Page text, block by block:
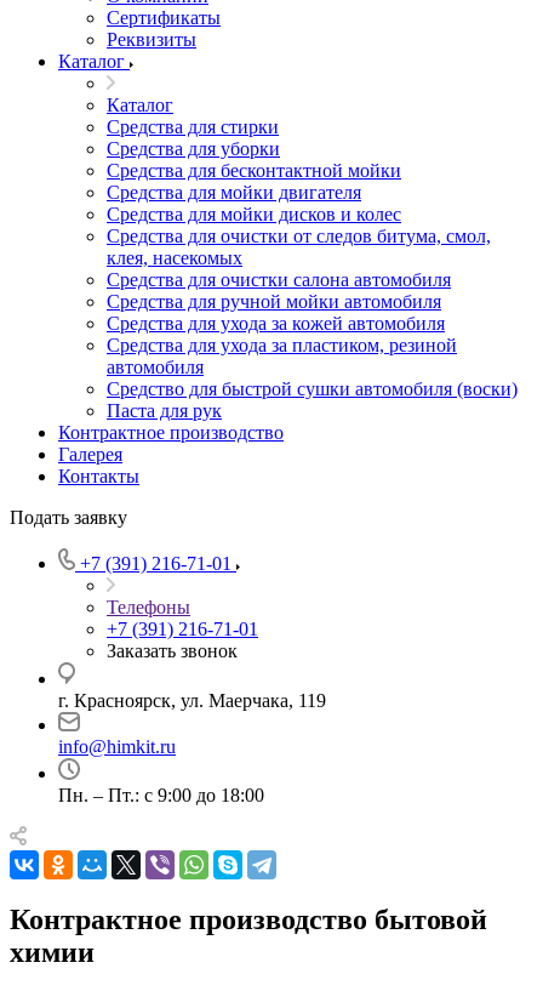
Сертификаты
Реквизиты
Каталог
Каталог
Средства для стирки
Средства для уборки
Средства для бесконтактной мойки
Средства для мойки двигателя
Средства для мойки дисков и колес
Средства для очистки от следов битума, смол,
клея, насекомых
Средства для очистки салона автомобиля
Средства для ручной мойки автомобиля
Средства для ухода за кожей автомобиля
Средства для ухода за пластиком, резиной
автомобиля
Средство для быстрой сушки автомобиля (воски)
Паста для рук
Контрактное производство
Галерея
Контакты
Подать заявку
+7 (391) 216-71-01
Телефоны
+7 (391) 216-71-01
Заказать звонок
г. Красноярск, ул. Маерчака, 119
info@himkit.ru
Пн. – Пт.: с 9:00 до 18:00
Контрактное производство бытовой
химии